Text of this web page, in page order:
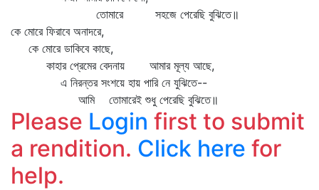
তোমারে সহজে পেরেছি বুঝিতে॥
কে মোরে ফিরাবে অনাদরে,
কে মোরে ডাকিবে কাছে,
কাহার প্রেমের বেদনায় আমার মূল্য আছে,
এ নিরন্তর সংশয়ে হায় পারি নে যুঝিতে--
আমি তোমারেই শুধু পেরেছি বুঝিতে॥
Please Login first to submit
a rendition. Click here for
help.